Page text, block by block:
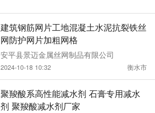
建筑钢筋网片工地混凝土水泥抗裂铁丝
网防护网片加粗网格
安平县景迈金属丝网制品有限公司
2024-10-18 10:32 衡水市
聚羧酸系高性能减水剂 石膏专用减水
剂 聚羧酸减水剂厂家